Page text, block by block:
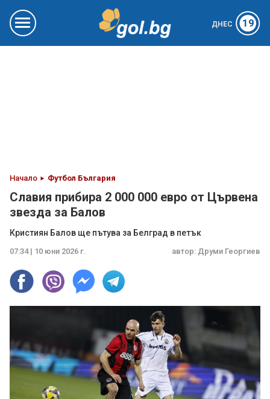
ДНЕС 19
Начало Футбол България
Славия прибира 2 000 000 евро от Цървена
звезда за Балов
Кристиян Балов ще пътува за Белград в петък
07:34 | 10 юни 2026 г. автор: Друми Георгиев